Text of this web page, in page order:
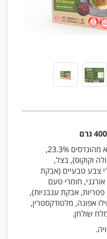
מים, חלבוני סויה לא מהונדסים 23.3%,
וקוקוס), בצל,
צבע טבעיים (אבקת
חומרי טעם
אבקת עגבניות),
אפונה, מלטודקסטרין,
שולחן.